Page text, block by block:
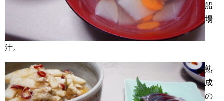
船
場
汁。
熟
成
の